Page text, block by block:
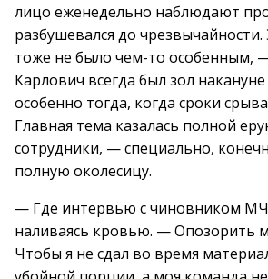
лицо еженедельно наблюдают
разбушевался до
тоже не было чем-то особенным,
Карлович всегда был зол
особенно тогда, когда сроки
Главная тема казалась полной
сотрудники, — специально,
полную околесицу.
— Где интервью с чиновником
наливаясь кровью. — Опозорить
Чтобы я не сдал во время